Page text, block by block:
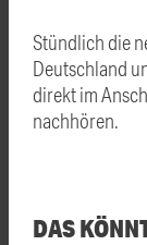
Stündlich die
Deutschland
direkt im
nachhören.
DAS